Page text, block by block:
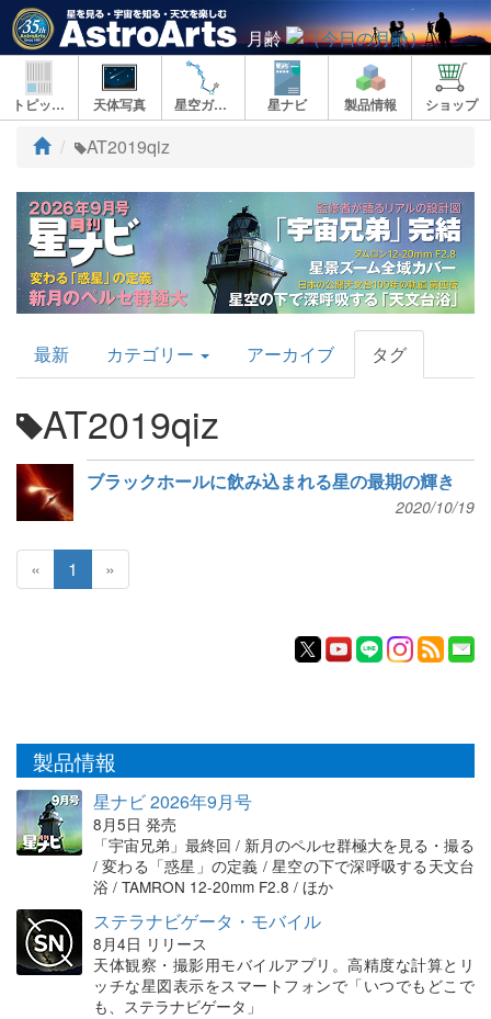
月齢
トピックス 天体写真 星空ガイド 星ナビ 製品情報 ショップ
ト
プ
AT2019qiz
AstroArts
Topics
最新 カテゴリー アーカイブ タグ
AT2019qiz
ブラックホールに飲み込まれる星の最期の輝き
2020/10/19
« 1 »
製品情報
星ナビ 2026年9月号
8月5日 発売
「宇宙兄弟」最終回 / 新月のペルセ群極大を見る・撮る
/ 変わる「惑星」の定義 / 星空の下で深呼吸する天文台
浴 / TAMRON 12-20mm F2.8 / ほか
ステラナビゲータ・モバイル
8月4日 リリース
天体観察・撮影用モバイルアプリ。高精度な計算とリ
ッチな星図表示をスマートフォンで「いつでもどこで
も、ステラナビゲータ」